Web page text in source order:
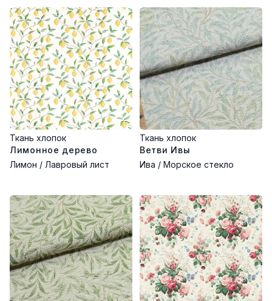
Ткань хлопок
Лимонное дерево
Лимон / Лавровый лист
Ткань хлопок
Ветви Ивы
Ива / Морское стекло